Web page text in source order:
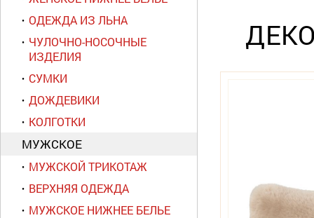
ОДЕЖДА ИЗ ЛЬНА
ЧУЛОЧНО-НОСОЧНЫЕ
ИЗДЕЛИЯ
СУМКИ
ДОЖДЕВИКИ
КОЛГОТКИ
МУЖСКОЕ
МУЖСКОЙ ТРИКОТАЖ
ВЕРХНЯЯ ОДЕЖДА
МУЖСКОЕ НИЖНЕЕ БЕЛЬЕ